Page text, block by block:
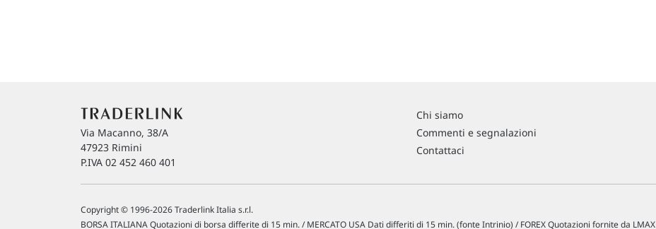
Via Macanno, 38/A
47923 Rimini
P.IVA 02 452 460 401
Chi siamo
Commenti e segnalazioni
Contattaci
Copyright © 1996-2026 Traderlink Italia s.r.l.
BORSA ITALIANA Quotazioni di borsa differite di 15 min. / MERCATO USA Dati differiti di 15 min. (fonte Intrinio) / FOREX Quotazioni fornite da LMAX